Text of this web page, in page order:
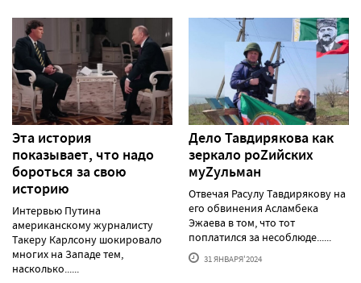
Эта история
показывает, что надо
бороться за свою
историю
Интервью Путина
американскому журналисту
Такеру Карлсону шокировало
многих на Западе тем,
насколько......
Дело Тавдирякова как
зеркало роZийских
муZульман
Отвечая Расулу Тавдирякову на
его обвинения Асламбека
Эжаева в том, что тот
поплатился за несоблюде......
31 ЯНВАРЯ'2024